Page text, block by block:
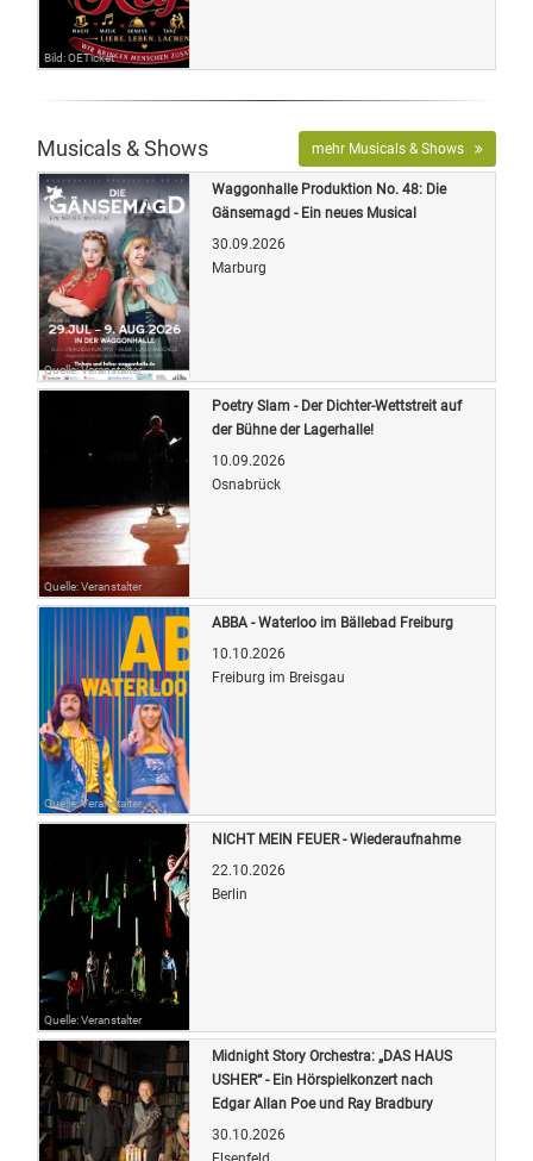
Bild: OETicket
Musicals & Shows mehr Musicals & Shows
Quelle: Veranstalter
Waggonhalle Produktion No. 48: Die
Gänsemagd - Ein neues Musical
30.09.2026
Marburg
Quelle: Veranstalter
Poetry Slam - Der Dichter-Wettstreit auf
der Bühne der Lagerhalle!
10.09.2026
Osnabrück
Quelle: Veranstalter
ABBA - Waterloo im Bällebad Freiburg
10.10.2026
Freiburg im Breisgau
Quelle: Veranstalter
NICHT MEIN FEUER - Wiederaufnahme
22.10.2026
Berlin
Midnight Story Orchestra: „DAS HAUS
USHER“ - Ein Hörspielkonzert nach
Edgar Allan Poe und Ray Bradbury
30.10.2026